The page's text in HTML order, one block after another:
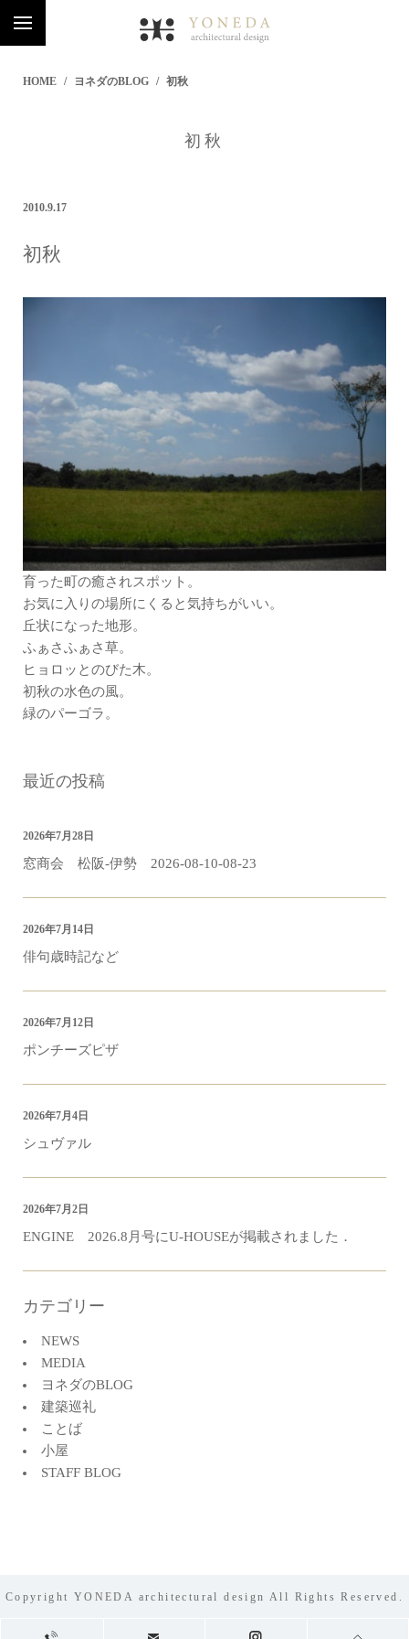
HOME ヨネダのBLOG 初秋
初秋
2010.9.17
初秋
育った町の癒されスポット。
お気に入りの場所にくると気持ちがいい。
丘状になった地形。
ふぁさふぁさ草。
ヒョロッとのびた木。
初秋の水色の風。
緑のパーゴラ。
最近の投稿
窓商会 松阪-伊勢 2026-08-10-08-23
2026年7月28日
俳句歳時記など
2026年7月14日
ポンチーズピザ
2026年7月12日
シュヴァル
2026年7月4日
ENGINE 2026.8月号にU-HOUSEが掲載されました．
2026年7月2日
カテゴリー
NEWS
MEDIA
ヨネダのBLOG
建築巡礼
ことば
小屋
STAFF BLOG
Copyright YONEDA architectural design All Rights Reserved.